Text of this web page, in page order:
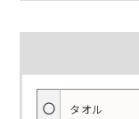
○ タオル